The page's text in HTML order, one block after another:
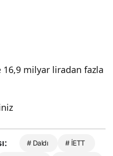
16,9 milyar liradan fazla
# Daldı # İETT